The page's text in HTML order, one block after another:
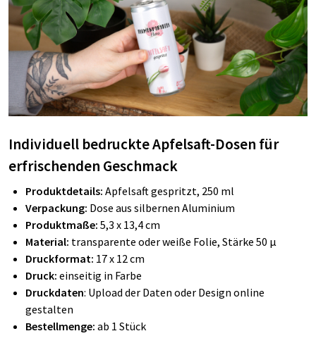
Individuell bedruckte Apfelsaft-Dosen für
erfrischenden Geschmack
Produktdetails: Apfelsaft gespritzt, 250 ml
Verpackung: Dose aus silbernen Aluminium
Produktmaße: 5,3 x 13,4 cm
Material: transparente oder weiße Folie, Stärke 50 µ
Druckformat: 17 x 12 cm
Druck: einseitig in Farbe
Druckdaten: Upload der Daten oder Design online
gestalten
Bestellmenge: ab 1 Stück